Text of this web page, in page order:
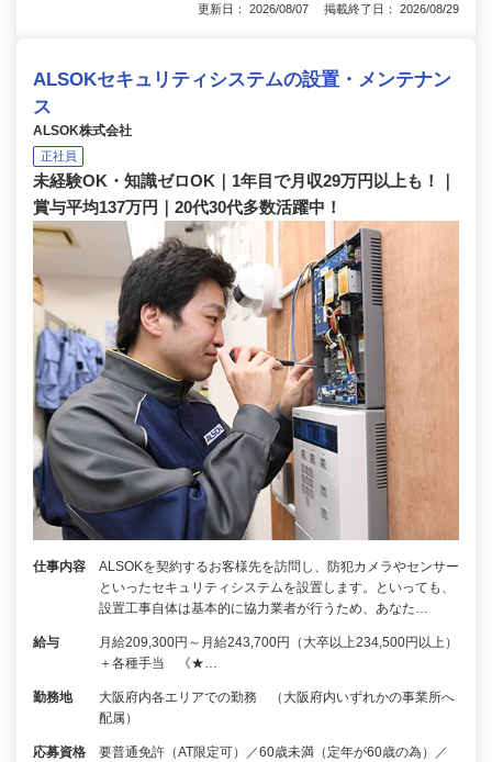
更新日： 2026/08/07 掲載終了日： 2026/08/29
ALSOKセキュリティシステムの設置・メンテナン
ス
ALSOK株式会社
正社員
未経験OK・知識ゼロOK｜1年目で月収29万円以上も！｜
賞与平均137万円｜20代30代多数活躍中！
仕事内容
ALSOKを契約するお客様先を訪問し、防犯カメラやセンサー
といったセキュリティシステムを設置します。といっても、
設置工事自体は基本的に協力業者が行うため、あなた…
給与
月給209,300円～月給243,700円（大卒以上234,500円以上）
＋各種手当 《★…
勤務地
大阪府内各エリアでの勤務 （大阪府内いずれかの事業所へ
配属）
応募資格
要普通免許（AT限定可）／60歳未満（定年が60歳の為）／